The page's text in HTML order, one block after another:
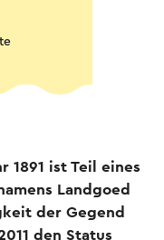
1891 ist Teil eines
Landgoed
der Gegend
den Status